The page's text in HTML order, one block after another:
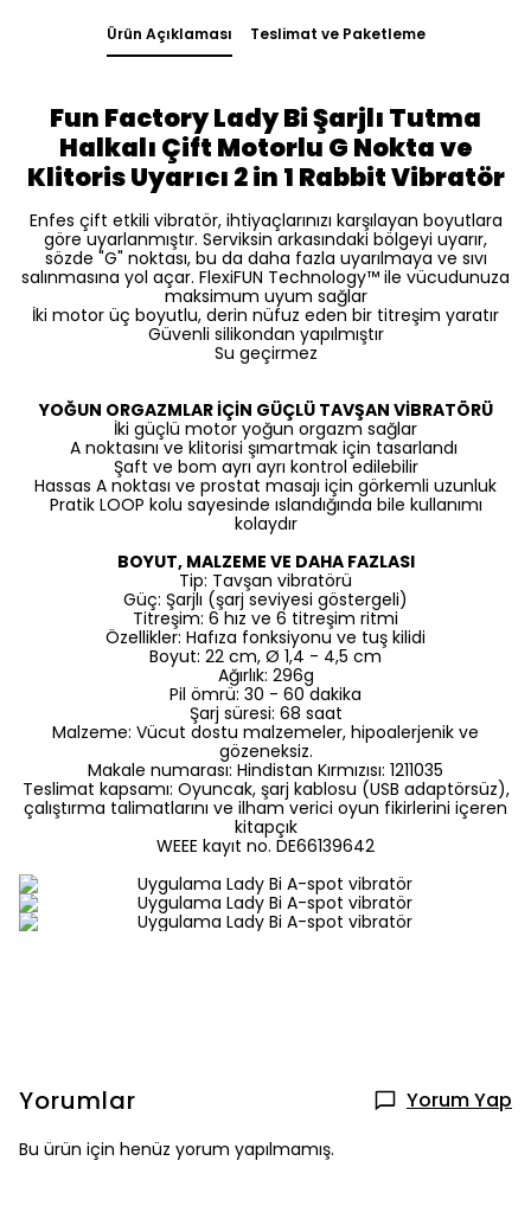
Ürün Açıklaması Teslimat ve Paketleme
Fun Factory Lady Bi Şarjlı Tutma
Halkalı Çift Motorlu G Nokta ve
Klitoris Uyarıcı 2 in 1 Rabbit Vibratör
Enfes çift etkili vibratör, ihtiyaçlarınızı karşılayan boyutlara
göre uyarlanmıştır. Serviksin arkasındaki bölgeyi uyarır,
sözde "G" noktası, bu da daha fazla uyarılmaya ve sıvı
salınmasına yol açar. FlexiFUN Technology™ ile vücudunuza
maksimum uyum sağlar
İki motor üç boyutlu, derin nüfuz eden bir titreşim yaratır
Güvenli silikondan yapılmıştır
Su geçirmez
YOĞUN ORGAZMLAR İÇİN GÜÇLÜ TAVŞAN VİBRATÖRÜ
İki güçlü motor yoğun orgazm sağlar
A noktasını ve klitorisi şımartmak için tasarlandı
Şaft ve bom ayrı ayrı kontrol edilebilir
Hassas A noktası ve prostat masajı için görkemli uzunluk
Pratik LOOP kolu sayesinde ıslandığında bile kullanımı
kolaydır
BOYUT, MALZEME VE DAHA FAZLASI
Tip: Tavşan vibratörü
Güç: Şarjlı (şarj seviyesi göstergeli)
Titreşim: 6 hız ve 6 titreşim ritmi
Özellikler: Hafıza fonksiyonu ve tuş kilidi
Boyut: 22 cm, Ø 1,4 - 4,5 cm
Ağırlık: 296g
Pil ömrü: 30 - 60 dakika
Şarj süresi: 68 saat
Malzeme: Vücut dostu malzemeler, hipoalerjenik ve
gözeneksiz.
Makale numarası: Hindistan Kırmızısı: 1211035
Teslimat kapsamı: Oyuncak, şarj kablosu (USB adaptörsüz),
çalıştırma talimatlarını ve ilham verici oyun fikirlerini içeren
kitapçık
WEEE kayıt no. DE66139642
Yorumlar Yorum Yap
Bu ürün için henüz yorum yapılmamış.